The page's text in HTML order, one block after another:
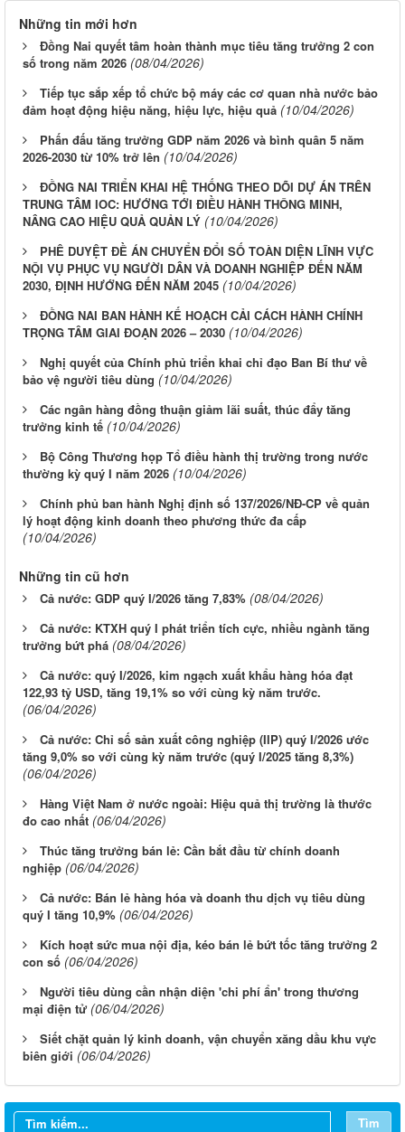
Những tin mới hơn
Đồng Nai quyết tâm hoàn thành mục tiêu tăng trưởng 2 con
số trong năm 2026 (08/04/2026)
Tiếp tục sắp xếp tổ chức bộ máy các cơ quan nhà nước bảo
đảm hoạt động hiệu năng, hiệu lực, hiệu quả (10/04/2026)
Phấn đấu tăng trưởng GDP năm 2026 và bình quân 5 năm
2026-2030 từ 10% trở lên (10/04/2026)
ĐỒNG NAI TRIỂN KHAI HỆ THỐNG THEO DÕI DỰ ÁN TRÊN
TRUNG TÂM IOC: HƯỚNG TỚI ĐIỀU HÀNH THÔNG MINH,
NÂNG CAO HIỆU QUẢ QUẢN LÝ (10/04/2026)
PHÊ DUYỆT ĐỀ ÁN CHUYỂN ĐỔI SỐ TOÀN DIỆN LĨNH VỰC
NỘI VỤ PHỤC VỤ NGƯỜI DÂN VÀ DOANH NGHIỆP ĐẾN NĂM
2030, ĐỊNH HƯỚNG ĐẾN NĂM 2045 (10/04/2026)
ĐỒNG NAI BAN HÀNH KẾ HOẠCH CẢI CÁCH HÀNH CHÍNH
TRỌNG TÂM GIAI ĐOẠN 2026 – 2030 (10/04/2026)
Nghị quyết của Chính phủ triển khai chỉ đạo Ban Bí thư về
bảo vệ người tiêu dùng (10/04/2026)
Các ngân hàng đồng thuận giảm lãi suất, thúc đẩy tăng
trưởng kinh tế (10/04/2026)
Bộ Công Thương họp Tổ điều hành thị trường trong nước
thường kỳ quý I năm 2026 (10/04/2026)
Chính phủ ban hành Nghị định số 137/2026/NĐ-CP về quản
lý hoạt động kinh doanh theo phương thức đa cấp
(10/04/2026)
Những tin cũ hơn
Cả nước: GDP quý I/2026 tăng 7,83% (08/04/2026)
Cả nước: KTXH quý I phát triển tích cực, nhiều ngành tăng
trưởng bứt phá (08/04/2026)
Cả nước: quý I/2026, kim ngạch xuất khẩu hàng hóa đạt
122,93 tỷ USD, tăng 19,1% so với cùng kỳ năm trước.
(06/04/2026)
Cả nước: Chỉ số sản xuất công nghiệp (IIP) quý I/2026 ước
tăng 9,0% so với cùng kỳ năm trước (quý I/2025 tăng 8,3%)
(06/04/2026)
Hàng Việt Nam ở nước ngoài: Hiệu quả thị trường là thước
đo cao nhất (06/04/2026)
Thúc tăng trưởng bán lẻ: Cần bắt đầu từ chính doanh
nghiệp (06/04/2026)
Cả nước: Bán lẻ hàng hóa và doanh thu dịch vụ tiêu dùng
quý I tăng 10,9% (06/04/2026)
Kích hoạt sức mua nội địa, kéo bán lẻ bứt tốc tăng trưởng 2
con số (06/04/2026)
Người tiêu dùng cần nhận diện 'chi phí ẩn' trong thương
mại điện tử (06/04/2026)
Siết chặt quản lý kinh doanh, vận chuyển xăng dầu khu vực
biên giới (06/04/2026)
Tìm